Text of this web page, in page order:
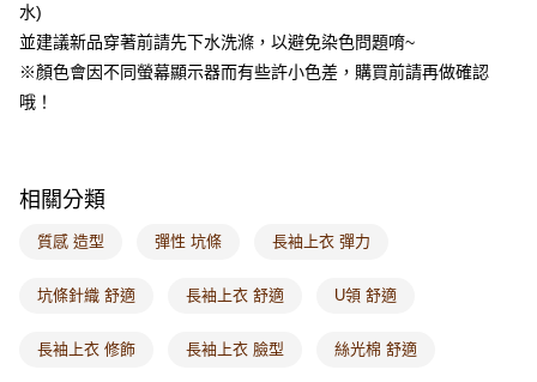
付款後門市自取
每筆NT$60，滿NT$1,000(含以上)免運費
海外配送-港/澳/新/馬/泰國專屬
海外配送-歐美地區
水)
並建議新品穿著前請先下水洗滌，以避免染色問題唷~
※顏色會因不同螢幕顯示器而有些許小色差，購買前請再做確認
哦！
相關分類
質感 造型 彈性 坑條 長袖上衣 彈力
坑條針織 舒適 長袖上衣 舒適 U領 舒適
長袖上衣 修飾 長袖上衣 臉型 絲光棉 舒適